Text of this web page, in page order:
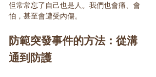
但常常忘了自己也是人。我們也會痛、會
怕，甚至會遭受內傷。
防範突發事件的方法：從溝
通到防護